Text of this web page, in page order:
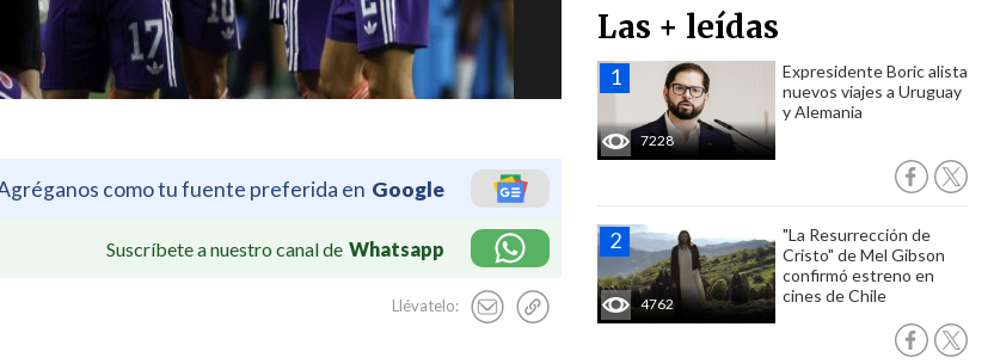
como tu fuente preferida en Google
Suscríbete a nuestro canal de Whatsapp
Llévatelo:
Las + leídas
7228
Expresidente Boric alista
nuevos viajes a Uruguay
y Alemania
4762
"La Resurrección de
Cristo" de Mel Gibson
confirmó estreno en
cines de Chile